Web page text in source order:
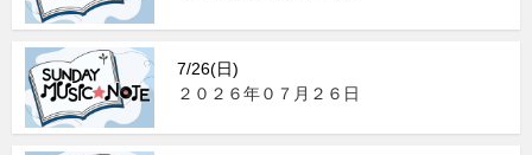
7/26(日)
２０２６年０７月２６日